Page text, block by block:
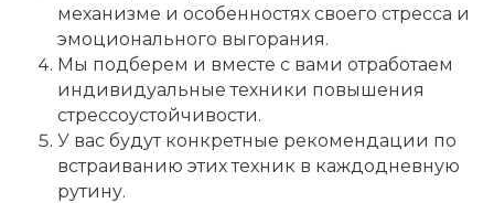
механизме и особенностях своего стресса и
эмоционального выгорания.
Мы подберем и вместе с вами отработаем
индивидуальные техники повышения
стрессоустойчивости.
У вас будут конкретные рекомендации по
встраиванию этих техник в каждодневную
рутину.